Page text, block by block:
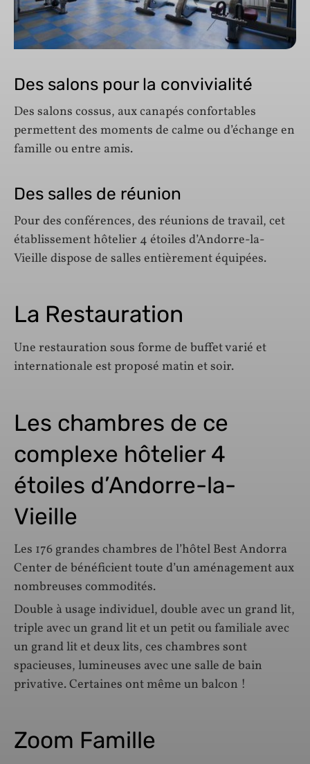
Des salons pour la convivialité
Des salons cossus, aux canapés confortables
permettent des moments de calme ou d’échange en
famille ou entre amis.
Des salles de réunion
Pour des conférences, des réunions de travail, cet
établissement hôtelier 4 étoiles d’Andorre-la-
Vieille dispose de salles entièrement équipées.
La Restauration
Une restauration sous forme de buffet varié et
internationale est proposé matin et soir.
Les chambres de ce
complexe hôtelier 4
étoiles d’Andorre-la-
Vieille
Les 176 grandes chambres de l’hôtel Best Andorra
Center de bénéficient toute d’un aménagement aux
nombreuses commodités.
Double à usage individuel, double avec un grand lit,
triple avec un grand lit et un petit ou familiale avec
un grand lit et deux lits, ces chambres sont
spacieuses, lumineuses avec une salle de bain
privative. Certaines ont même un balcon !
Zoom Famille